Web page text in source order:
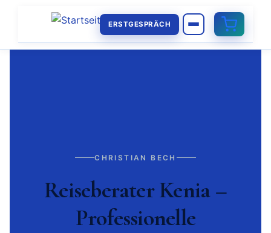
ERSTGESPRÄCH
CHRISTIAN BECH
Reiseberater Kenia –
Professionelle